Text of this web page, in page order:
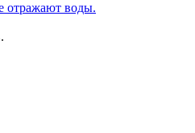
отражают воды.